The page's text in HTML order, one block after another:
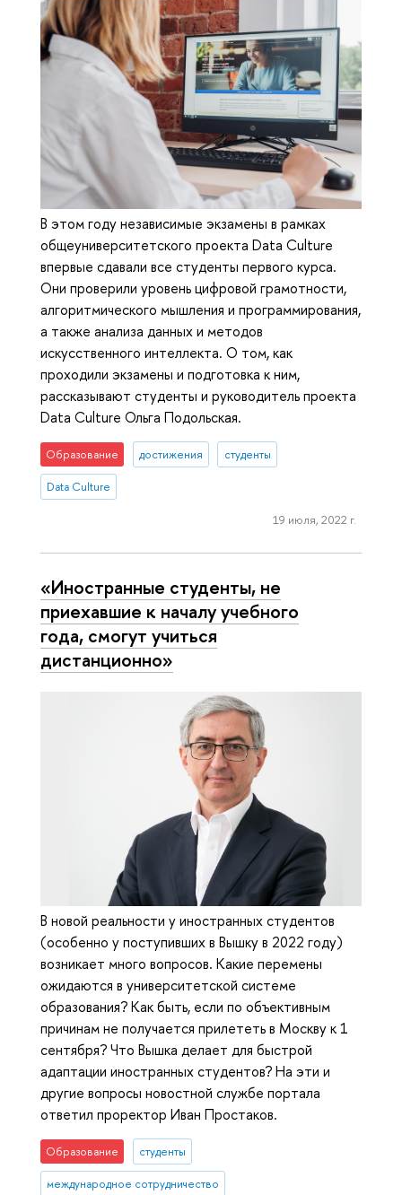
В этом году независимые экзамены в рамках
общеуниверситетского проекта Data Culture
впервые сдавали все студенты первого курса.
Они проверили уровень цифровой грамотности,
алгоритмического мышления и программирования,
а также анализа данных и методов
искусственного интеллекта. О том, как
проходили экзамены и подготовка к ним,
рассказывают студенты и руководитель проекта
Data Culture Ольга Подольская.
Образование достижения студенты
Data Culture
19 июля, 2022 г.
«Иностранные студенты, не
приехавшие к началу учебного
года, смогут учиться
дистанционно»
В новой реальности у иностранных студентов
(особенно у поступивших в Вышку в 2022 году)
возникает много вопросов. Какие перемены
ожидаются в университетской системе
образования? Как быть, если по объективным
причинам не получается прилететь в Москву к 1
сентября? Что Вышка делает для быстрой
адаптации иностранных студентов? На эти и
другие вопросы новостной службе портала
ответил проректор Иван Простаков.
Образование студенты
международное сотрудничество